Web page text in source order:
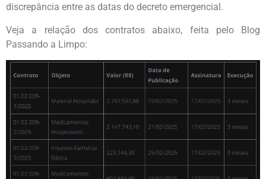
discrepância entre as datas do decreto emergencial.
Veja a relação dos contratos abaixo, feita pelo Blog
Passando a Limpo: